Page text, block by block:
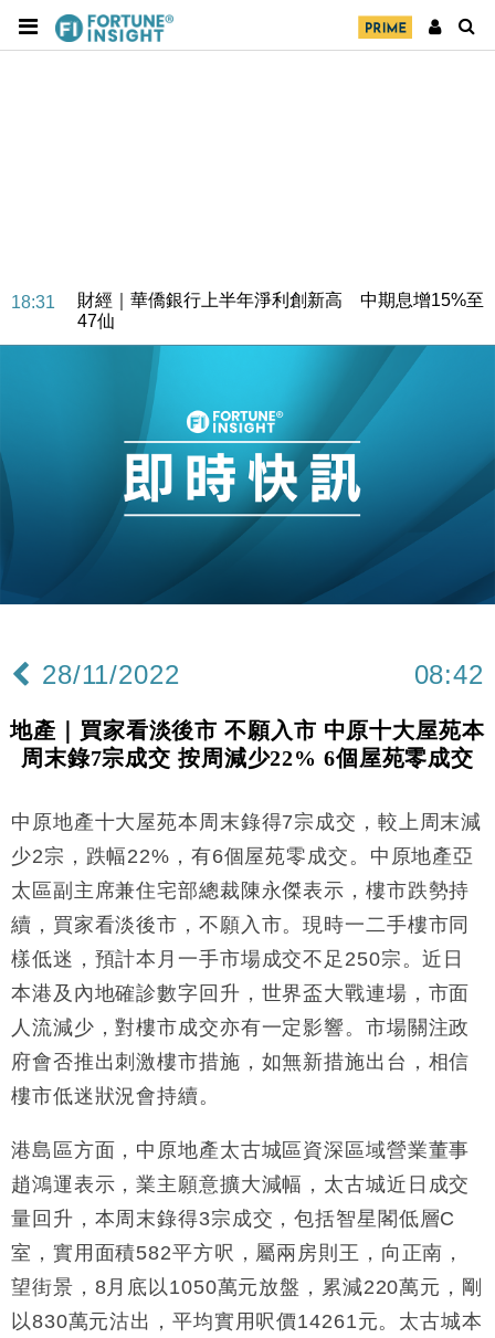
18:31
財經｜華僑銀行上半年淨利創新高 中期息增15%至
47仙
財經｜滙豐上調香港今年GDP預測至4.5% 看好貿易
及消費表現
本地｜假冒內地執法人員要求交「保證金」 43歲女子
損失近6900萬元
財經｜日經失守6.5萬點後回穩 全周仍升近2%
15:47
財經｜恒隆10月換帥 玩具「反」斗城亞洲CEO蔡德
財經｜韓股反覆波動收跌 連挫7周創逾3年最長跌勢
12:44
財經｜日本春季三度入市撐日圓 4月單日斥6.28萬億
11:12
國際｜特朗普料美伊戰事快結束 承認部分彈藥庫存緊
張
司
18:31
財經｜華僑銀行上半年淨利創新高 中期息增15%至
及消費表現
16:47
本地｜假冒內地執法人員要求交「保證金」 43歲女子
損失近6900萬元
16:05
財經｜日經失守6.5萬點後回穩 全周仍升近2%
15:47
財經｜恒隆10月換帥 玩具「反」斗城亞洲CEO蔡德
粦接任
13:44
財經｜內地7月美元計價出口增近24%勝預期 貿易順
差達1125億美元
12:44
財經｜日本春季三度入市撐日圓 4月單日斥6.28萬億
日圓干預創新高
11:12
國際｜特朗普料美伊戰事快結束 承認部分彈藥庫存緊
張
28/11/2022 08:42
地產｜買家看淡後市 不願入市 中原十大屋苑本
周末錄7宗成交 按周減少22% 6個屋苑零成交
中原地產十大屋苑本周末錄得7宗成交，較上周末減
少2宗，跌幅22%，有6個屋苑零成交。中原地產亞
太區副主席兼住宅部總裁陳永傑表示，樓市跌勢持
續，買家看淡後市，不願入市。現時一二手樓市同
樣低迷，預計本月一手市場成交不足250宗。近日
本港及內地確診數字回升，世界盃大戰連場，市面
人流減少，對樓市成交亦有一定影響。市場關注政
府會否推出刺激樓市措施，如無新措施出台，相信
樓市低迷狀況會持續。
港島區方面，中原地產太古城區資深區域營業董事
趙鴻運表示，業主願意擴大減幅，太古城近日成交
量回升，本周末錄得3宗成交，包括智星閣低層C
室，實用面積582平方呎，屬兩房則王，向正南，
望街景，8月底以1050萬元放盤，累減220萬元，剛
以830萬元沽出，平均實用呎價14261元。太古城本